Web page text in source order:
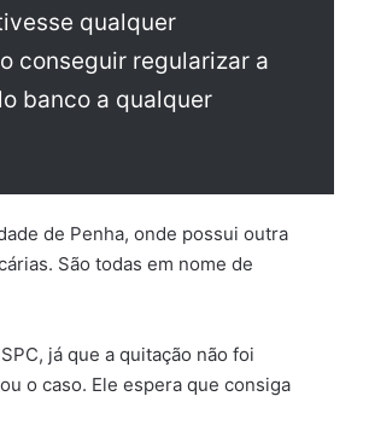
qualquer
conseguir regularizar a
banco a qualquer
de Penha, onde possui outra
São todas em nome de
já que a quitação não foi
o caso. Ele espera que consiga